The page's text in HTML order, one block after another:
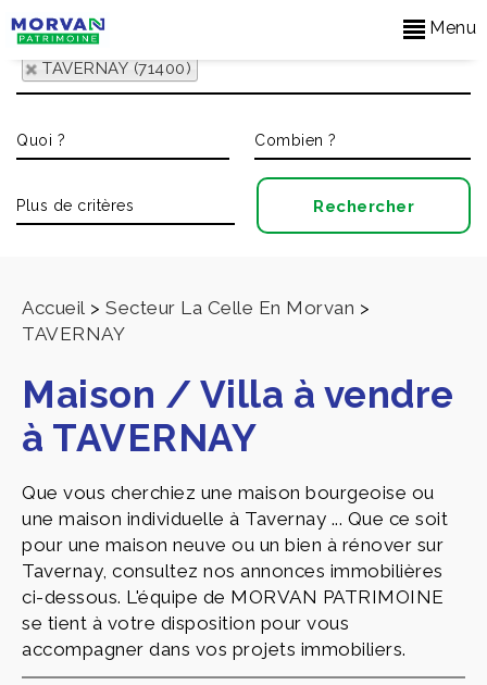
Menu
TAVERNAY (71400)
Accueil > Secteur La Celle En Morvan >
TAVERNAY
Maison / Villa à vendre
à TAVERNAY
Que vous cherchiez une maison bourgeoise ou
une maison individuelle à Tavernay ... Que ce soit
pour une maison neuve ou un bien à rénover sur
Tavernay, consultez nos annonces immobilières
ci-dessous. L'équipe de MORVAN PATRIMOINE
se tient à votre disposition pour vous
accompagner dans vos projets immobiliers.